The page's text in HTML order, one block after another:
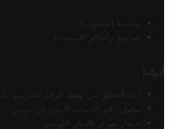
سياسة الخصوصية
شروط وأحكام الاستخدام
أدواتنا
أداة التحقق من صحة الرقم الضريبي
محول رقم الحساب الآيبان في تونس
أسعار صرف الدينار التونسي